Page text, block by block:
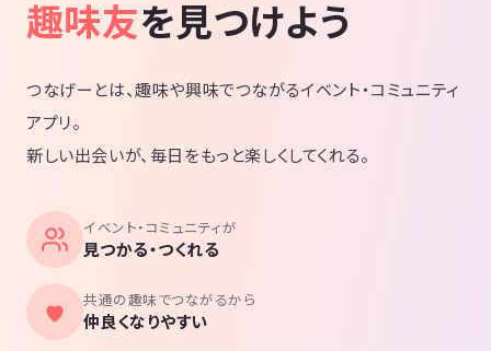
趣味友を見つけよう
つなげーとは、趣味や興味でつながるイベント・コミュニティ
アプリ。
新しい出会いが、毎日をもっと楽しくしてくれる。
イベント・コミュニティが
見つかる・つくれる
共通の趣味でつながるから
仲良くなりやすい